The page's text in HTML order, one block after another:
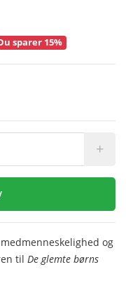
sparer 15%
+
og
til De glemte børns